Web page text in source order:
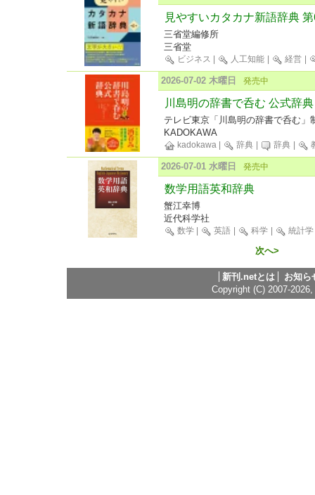
見やすいカタカナ新語辞典
三省堂編修所
三省堂
ビジネス 人工知能 経営
2026-07-02 木曜日 発売中
川島明の辞書で呑む 公式辞典
テレビ東京「川島明の辞書で呑む」
KADOKAWA
kadokawa 辞典 辞典
2026-07-01 水曜日 発売中
数学用語英和辞典
蟹江幸博
近代科学社
数学 英語 科学 統計学
次へ>
新刊.netとは
お知ら
Copyright (C) 2007-2026,